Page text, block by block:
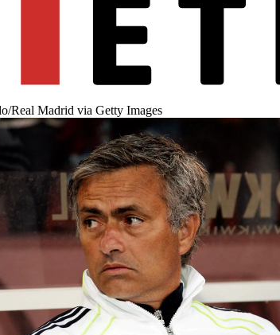
Real Madrid via Getty Images